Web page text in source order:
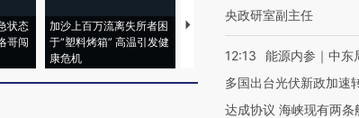
状态
哥闯
加沙上百万流离失所者困
于“塑料烤箱” 高温引发健
康危机
视线｜HYROX的吸金
心“花钱找虐”？
毒品
央政研室副主任
12:13
能源内参｜中东
多国出台光伏新政加速
达成协议 海峡现有两条